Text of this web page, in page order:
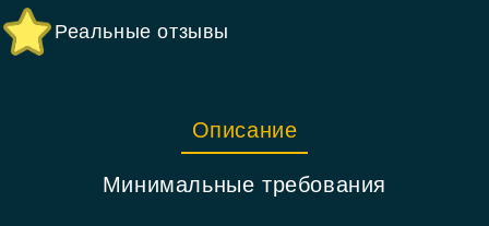
Реальные отзывы
Описание
Минимальные требования